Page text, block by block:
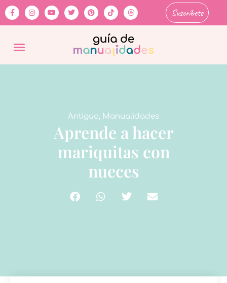
Suscríbete
Antiguo, Manualidades
Aprende a hacer
mariquitas con
nueces